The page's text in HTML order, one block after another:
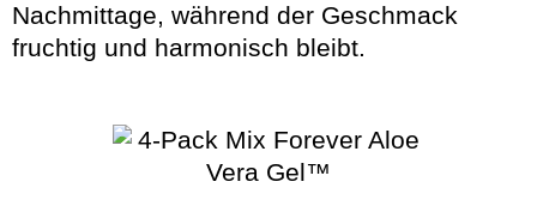
Nachmittage, während der Geschmack
fruchtig und harmonisch bleibt.